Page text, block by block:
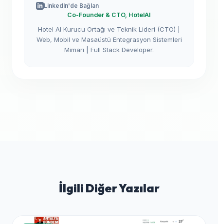
LinkedIn'de Bağlan
Co-Founder & CTO, HotelAI
Hotel AI Kurucu Ortağı ve Teknik Lideri (CTO) |
Web, Mobil ve Masaüstü Entegrasyon Sistemleri
Mimarı | Full Stack Developer.
İlgili Diğer Yazılar